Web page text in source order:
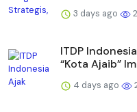
3 days ago
ITDP
“Kota Ajaib”
4 days ago